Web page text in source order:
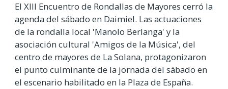
El XIII Encuentro de Rondallas de Mayores cerró la
agenda del sábado en Daimiel. Las actuaciones
de la rondalla local 'Manolo Berlanga' y la
asociación cultural 'Amigos de la Música', del
centro de mayores de La Solana, protagonizaron
el punto culminante de la jornada del sábado en
el escenario habilitado en la Plaza de España.